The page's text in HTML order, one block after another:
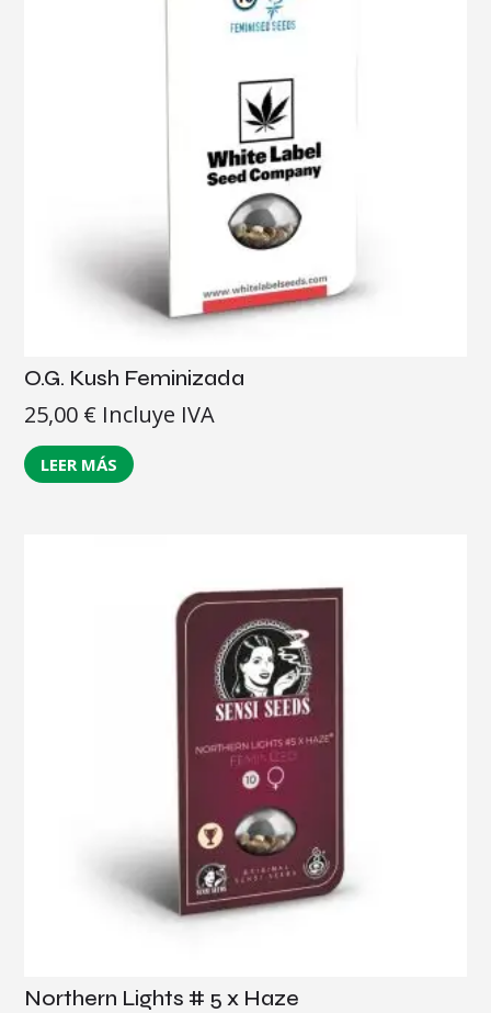
O.G. Kush Feminizada
25,00 € Incluye IVA
LEER MÁS
Northern Lights # 5 x Haze